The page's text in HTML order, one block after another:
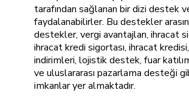
tarafından sağlanan bir dizi destek
faydalanabilirler. Bu destekler
destekler, vergi avantajları, ihracat
ihracat kredi sigortası, ihracat
indirimleri, lojistik destek, fuar
ve uluslararası pazarlama desteği
imkanlar yer almaktadır.